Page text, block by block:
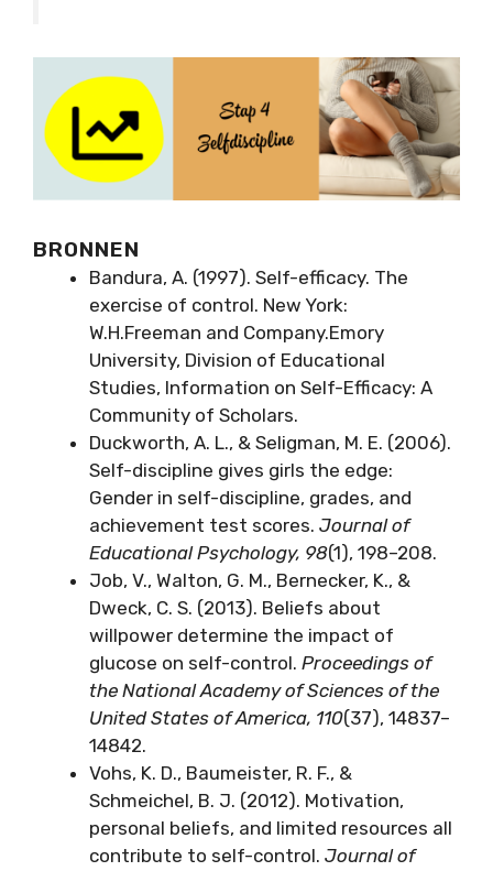
BRONNEN
Bandura, A. (1997). Self-efficacy. The
exercise of control. New York:
W.H.Freeman and Company.Emory
University, Division of Educational
Studies, Information on Self-Efficacy: A
Community of Scholars.
Duckworth, A. L., & Seligman, M. E. (2006).
Self-discipline gives girls the edge:
Gender in self-discipline, grades, and
achievement test scores. Journal of
Educational Psychology, 98(1), 198–208.
Job, V., Walton, G. M., Bernecker, K., &
Dweck, C. S. (2013). Beliefs about
willpower determine the impact of
glucose on self-control. Proceedings of
the National Academy of Sciences of the
United States of America, 110(37), 14837–
14842.
Vohs, K. D., Baumeister, R. F., &
Schmeichel, B. J. (2012). Motivation,
personal beliefs, and limited resources all
contribute to self-control. Journal of